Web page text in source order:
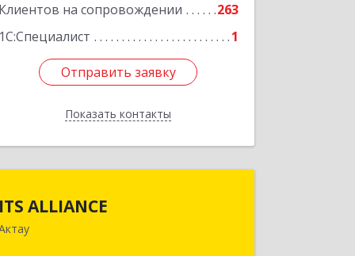
Клиентов на сопровождении
263
1С:Специалист
1
Отправить заявку
Показать контакты
Отправить заявку
Назад
ITS ALLIANCE